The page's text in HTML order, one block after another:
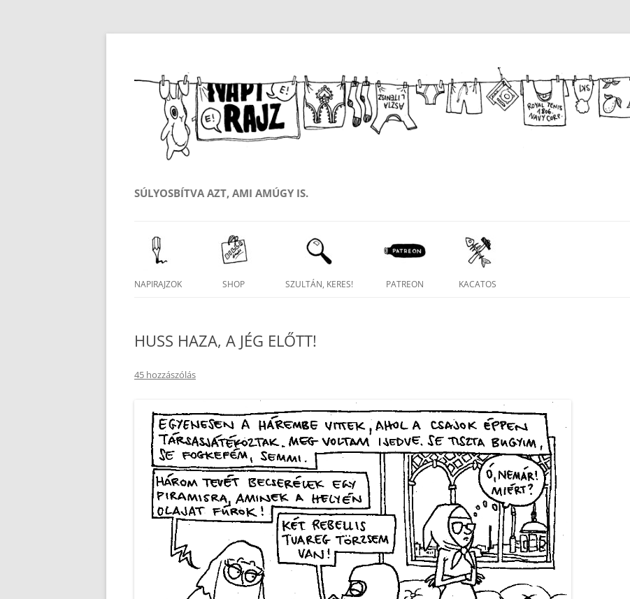
SÚLYOSBÍTVA AZT, AMI AMÚGY IS.
tartalomba
NAPIRAJZOK SHOP
KOSÁR
ÜZENJ NEKÜNK
SZULTÁN, KERES! PATREON KACATOS
HUSS HAZA, A JÉG ELŐTT!
45 hozzászólás